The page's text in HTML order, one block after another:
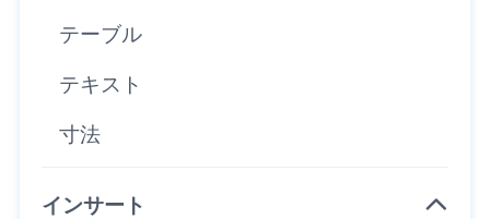
テーブル
テキスト
寸法
インサート